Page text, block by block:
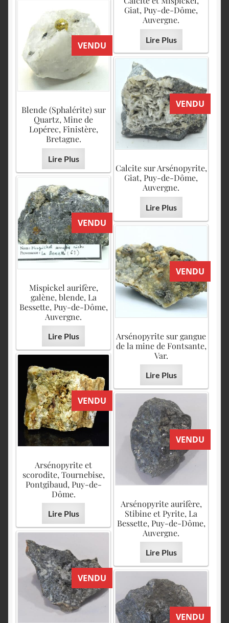
Giat, Puy-de-Dôme,
Auvergne.
Lire Plus
VENDU
Blende (Sphalérite) sur
Quartz, Mine de
Lopérec, Finistère,
Bretagne.
Lire Plus
VENDU
Calcite sur Arsénopyrite,
Giat, Puy-de-Dôme,
Auvergne.
Lire Plus
VENDU
Mispickel aurifère,
galène, blende, La
Bessette, Puy-de-Dôme,
Auvergne.
Lire Plus
VENDU
Arsénopyrite sur gangue
de la mine de Fontsante,
Var.
Lire Plus
VENDU
Arsénopyrite et
scorodite, Tournebise,
Pontgibaud, Puy-de-
Dôme.
Lire Plus
VENDU
Arsénopyrite aurifère,
Stibine et Pyrite, La
Bessette, Puy-de-Dôme,
Auvergne.
Lire Plus
VENDU
VENDU